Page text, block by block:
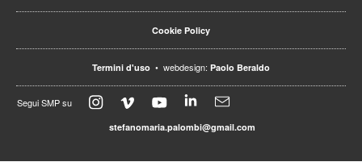
Cookie Policy
Termini d'uso • webdesign: Paolo Beraldo
Segui SMP su
stefanomaria.palombi@gmail.com